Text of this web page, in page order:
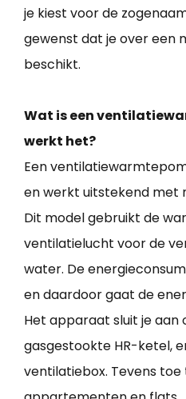
je kiest voor de
gewenst dat je over een
beschikt.
Wat is een
werkt het?
Een
en werkt uitstekend met
Dit model gebruikt de
ventilatielucht voor de
water. De
en daardoor gaat de
Het apparaat sluit je aan
gasgestookte HR-ketel,
ventilatiebox. Tevens toe